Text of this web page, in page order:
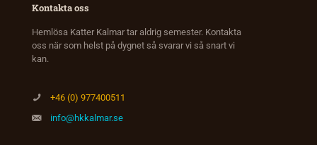
Kontakta oss
Hemlösa Katter Kalmar tar aldrig semester. Kontakta
oss när som helst på dygnet så svarar vi så snart vi
kan.
+46 (0) 977400511
info@hkkalmar.se